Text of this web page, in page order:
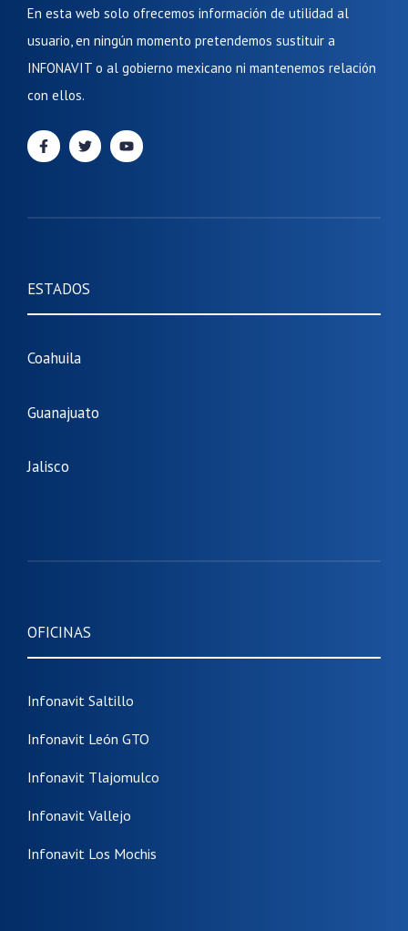
En esta web solo ofrecemos información de utilidad al
usuario, en ningún momento pretendemos sustituir a
INFONAVIT o al gobierno mexicano ni mantenemos relación
con ellos.
ESTADOS
Coahuila
Guanajuato
Jalisco
OFICINAS
Infonavit Saltillo
Infonavit León GTO
Infonavit Tlajomulco
Infonavit Vallejo
Infonavit Los Mochis